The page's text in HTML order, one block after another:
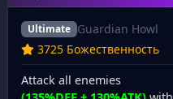
Ultimate Guardian Howl
3725 Божественность
Attack all enemies